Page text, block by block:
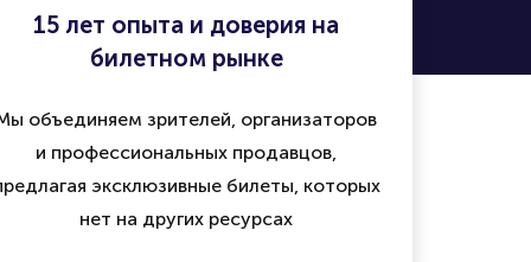
15 лет опыта и доверия на
билетном рынке
объединяем зрителей, организаторов
и профессиональных продавцов,
эксклюзивные билеты, которых
нет на других ресурсах